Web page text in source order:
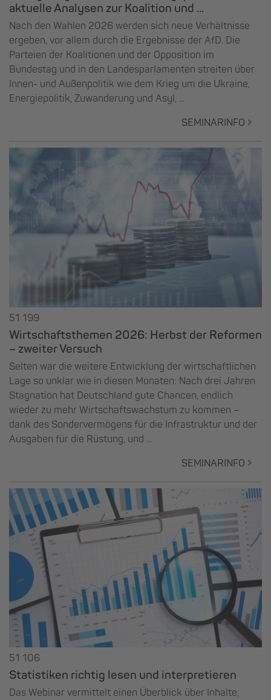
aktuelle Analysen zur Koalition und ...
Nach den Wahlen 2026 werden sich neue Verhältnisse
ergeben, vor allem durch die Ergebnisse der AfD. Die
Parteien der Koalitionen und der Opposition im
Bundestag und in den Landesparlamenten streiten über
Innen- und Außenpolitik wie dem Krieg um die Ukraine,
Energiepolitik, Zuwanderung und Asyl, ...
SEMINARINFO
51 199
Wirtschaftsthemen 2026: Herbst der Reformen
– zweiter Versuch
Selten war die weitere Entwicklung der wirtschaftlichen
Lage so unklar wie in diesen Monaten: Nach drei Jahren
Stagnation hat Deutschland gute Chancen, endlich
wieder zu mehr Wirtschaftswachstum zu kommen –
dank des Sondervermögens für die Infrastruktur und der
Ausgaben für die Rüstung, und ...
SEMINARINFO
51 106
Statistiken richtig lesen und interpretieren
Das Webinar vermittelt einen Überblick über Inhalte,